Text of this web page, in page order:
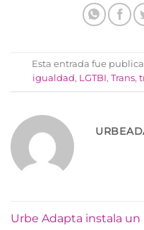
Esta entrada fue
igualdad, LGTBI, Trans,
Urbe Adapta instala un